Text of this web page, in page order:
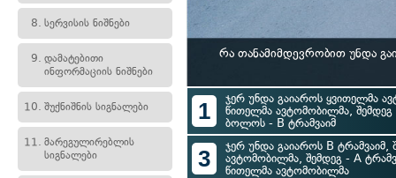
8. სერვისის ნიშნები
9. დამატებითი
ინფორმაციის ნიშნები
10. შუქნიშნის სიგნალები
11. მარეგულირებლის
სიგნალები
რა თანამიმდევრობით უნდა
1
ჯერ უნდა გაიაროს ყვითელმა
წითელმა ავტომობილმა, შემდეგ
ბოლოს - B ტრამვაიმ
3
ჯერ უნდა გაიაროს B ტრამვაიმ,
ავტომობილმა, შემდეგ - A
წითელმა ავტომობილმა